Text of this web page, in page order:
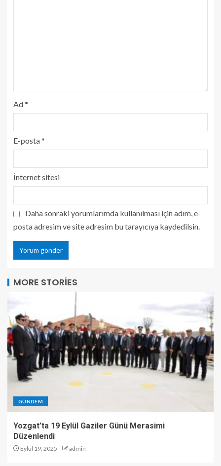
Ad*
E-posta*
İnternet sitesi
Daha sonraki yorumlarımda kullanılması için adım, e-
posta adresim ve site adresim bu tarayıcıya kaydedilsin.
MORE STORIES
GÜNDEM
Yozgat’ta 19 Eylül Gaziler Günü Merasimi
Düzenlendi
Eylül 19, 2025 admin